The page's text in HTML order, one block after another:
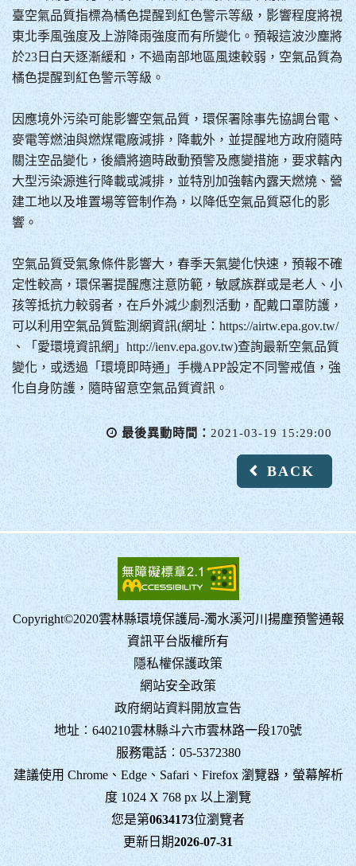
臺空氣品質指標為橘色提醒到紅色警示等級，影響程度將視
東北季風強度及上游降雨強度而有所變化。預報這波沙塵將
於23日白天逐漸緩和，不過南部地區風速較弱，空氣品質為
橘色提醒到紅色警示等級。
因應境外污染可能影響空氣品質，環保署除事先協調台電、
麥電等燃油與燃煤電廠減排，降載外，並提醒地方政府隨時
關注空品變化，後續將適時啟動預警及應變措施，要求轄內
大型污染源進行降載或減排，並特別加強轄內露天燃燒、營
建工地以及堆置場等管制作為，以降低空氣品質惡化的影
響。
空氣品質受氣象條件影響大，春季天氣變化快速，預報不確
定性較高，環保署提醒應注意防範，敏感族群或是老人、小
孩等抵抗力較弱者，在戶外減少劇烈活動，配戴口罩防護，
可以利用空氣品質監測網資訊(網址：https://airtw.epa.gov.tw/
、「愛環境資訊網」http://ienv.epa.gov.tw)查詢最新空氣品質
變化，或透過「環境即時通」手機APP設定不同警戒值，強
化自身防護，隨時留意空氣品質資訊。
最後異動時間： 2021-03-19 15:29:00
BACK
Copyright©2020雲林縣環境保護局-濁水溪河川揚塵預警通報
資訊平台版權所有
隱私權保護政策
網站安全政策
政府網站資料開放宣告
地址︰640210雲林縣斗六市雲林路一段170號
服務電話︰05-5372380
建議使用 Chrome、Edge、Safari、Firefox 瀏覽器，螢幕解析
度 1024 X 768 px 以上瀏覽
您是第0634173位瀏覽者
更新日期2026-07-31